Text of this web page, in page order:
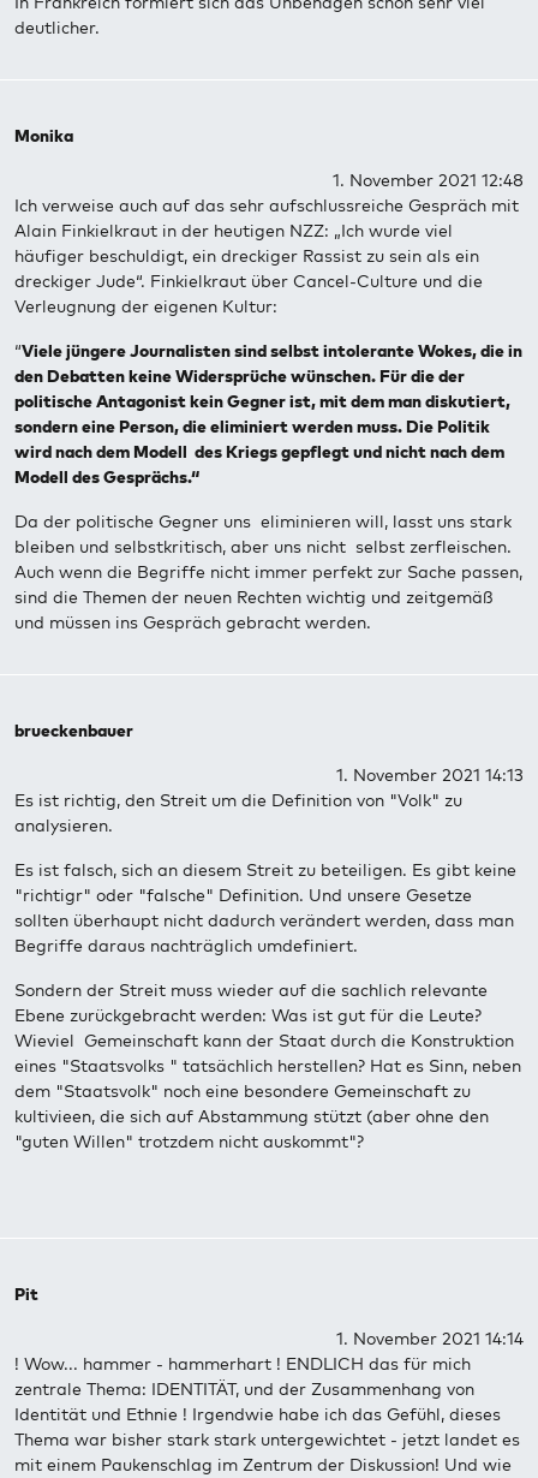
deutlicher.
Monika
1. November 2021 12:48
Ich verweise auch auf das sehr aufschlussreiche Gespräch mit
Alain Finkielkraut in der heutigen NZZ: „Ich wurde viel
häufiger beschuldigt, ein dreckiger Rassist zu sein als ein
dreckiger Jude“. Finkielkraut über Cancel-Culture und die
Verleugnung der eigenen Kultur:
“Viele jüngere Journalisten sind selbst intolerante Wokes, die in
den Debatten keine Widersprüche wünschen. Für die der
politische Antagonist kein Gegner ist, mit dem man diskutiert,
sondern eine Person, die eliminiert werden muss. Die Politik
wird nach dem Modell des Kriegs gepflegt und nicht nach dem
Modell des Gesprächs.“
Da der politische Gegner uns eliminieren will, lasst uns stark
bleiben und selbstkritisch, aber uns nicht selbst zerfleischen.
Auch wenn die Begriffe nicht immer perfekt zur Sache passen,
sind die Themen der neuen Rechten wichtig und zeitgemäß
und müssen ins Gespräch gebracht werden.
brueckenbauer
1. November 2021 14:13
Es ist richtig, den Streit um die Definition von "Volk" zu
analysieren.
Es ist falsch, sich an diesem Streit zu beteiligen. Es gibt keine
"richtigr" oder "falsche" Definition. Und unsere Gesetze
sollten überhaupt nicht dadurch verändert werden, dass man
Begriffe daraus nachträglich umdefiniert.
Sondern der Streit muss wieder auf die sachlich relevante
Ebene zurückgebracht werden: Was ist gut für die Leute?
Wieviel Gemeinschaft kann der Staat durch die Konstruktion
eines "Staatsvolks " tatsächlich herstellen? Hat es Sinn, neben
dem "Staatsvolk" noch eine besondere Gemeinschaft zu
kultivieen, die sich auf Abstammung stützt (aber ohne den
"guten Willen" trotzdem nicht auskommt"?
Pit
1. November 2021 14:14
! Wow... hammer - hammerhart ! ENDLICH das für mich
zentrale Thema: IDENTITÄT, und der Zusammenhang von
Identität und Ethnie ! Irgendwie habe ich das Gefühl, dieses
Thema war bisher stark stark untergewichtet - jetzt landet es
mit einem Paukenschlag im Zentrum der Diskussion! Und wie